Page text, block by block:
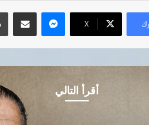
‫X
ماسنجر مشاركة عبر
أقرأ التالي